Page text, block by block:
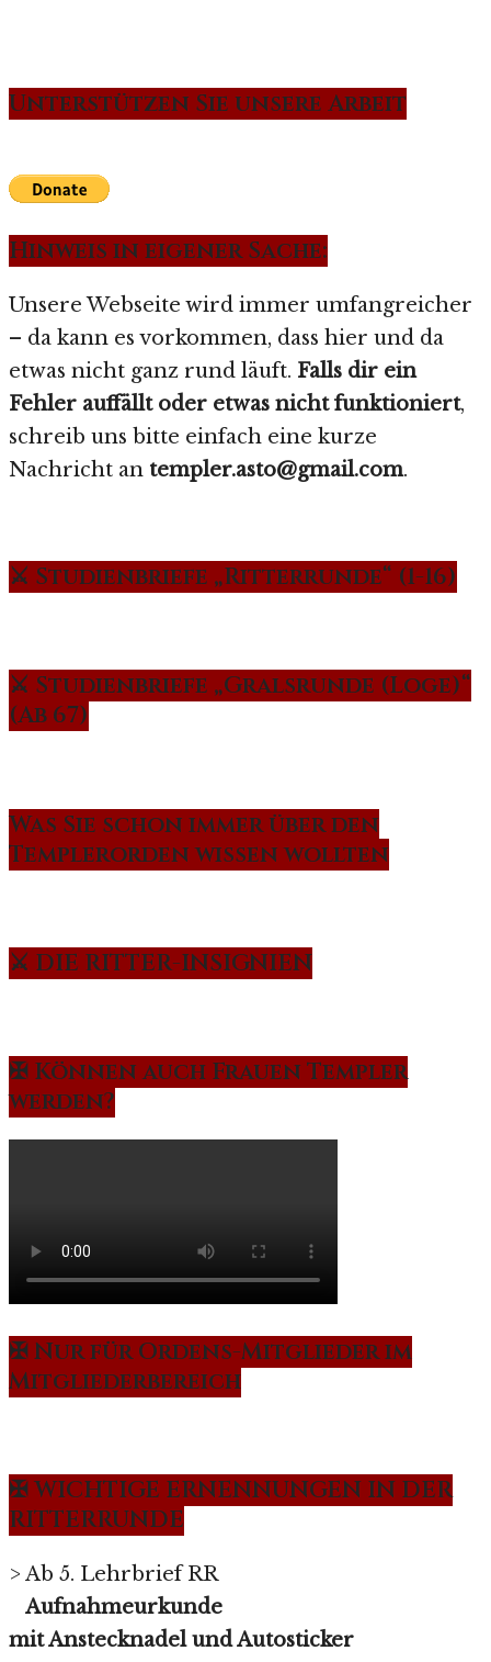
Unterstützen Sie unsere Arbeit
Hinweis in eigener Sache:
Unsere Webseite wird immer umfangreicher
– da kann es vorkommen, dass hier und da
etwas nicht ganz rund läuft. Falls dir ein
Fehler auffällt oder etwas nicht funktioniert,
schreib uns bitte einfach eine kurze
Nachricht an templer.asto@gmail.com.
⚔️ Studienbriefe „Ritterrunde“ (1-16)
⚔️ Studienbriefe „Gralsrunde (Loge)“
(Ab 67)
Was Sie schon immer über den
Templerorden wissen wollten
⚔️ DIE RITTER-INSIGNIEN
✠ Können auch Frauen Templer
werden?
✠ Nur für Ordens-Mitglieder im
Mitgliederbereich
✠ WICHTIGE ERNENNUNGEN IN DER
RITTERRUNDE
> Ab 5. Lehrbrief RR
Aufnahmeurkunde
mit Anstecknadel und Autosticker